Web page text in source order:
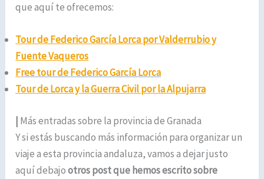
que aquí te ofrecemos:
Tour de Federico García Lorca por Valderrubio y
Fuente Vaqueros
Free tour de Federico García Lorca
Tour de Lorca y la Guerra Civil por la Alpujarra
| Más entradas sobre la provincia de Granada
Y si estás buscando más información para organizar un
viaje a esta provincia andaluza, vamos a dejar justo
aquí debajootros post que hemos escrito sobre